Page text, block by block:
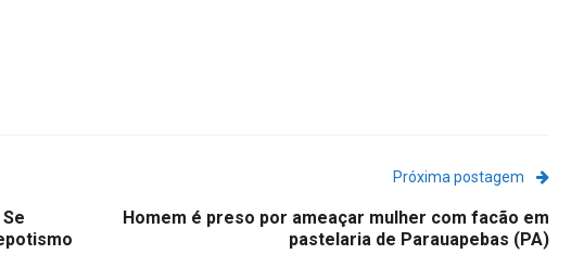
Próxima postagem
Homem é preso por ameaçar mulher com facão em
pastelaria de Parauapebas (PA)